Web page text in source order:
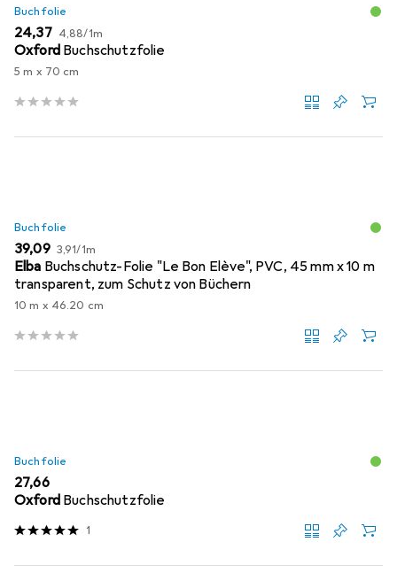
Buchfolie
EUR
24,37 EUR
4,88/1m
Oxford Buchschutzfolie
5 m x 70 cm
Buchfolie
EUR
39,09 EUR
3,91/1m
Elba Buchschutz-Folie "Le Bon Elève", PVC, 45 mm x 10 m
transparent, zum Schutz von Büchern
10 m x 46.20 cm
Buchfolie
EUR
27,66
Oxford Buchschutzfolie
1